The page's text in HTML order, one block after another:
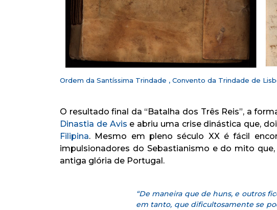
Ordem da Santíssima Trindade , Convento da Trindade de
O resultado final da “Batalha dos Três Reis”, a
Dinastia de Avis e abriu uma crise dinástica que,
Filipina. Mesmo em pleno século XX é fácil
impulsionadores do Sebastianismo e do mito
antiga glória de Portugal.
“De maneira que de huns, e outros
em tanto, que dificultosamente se